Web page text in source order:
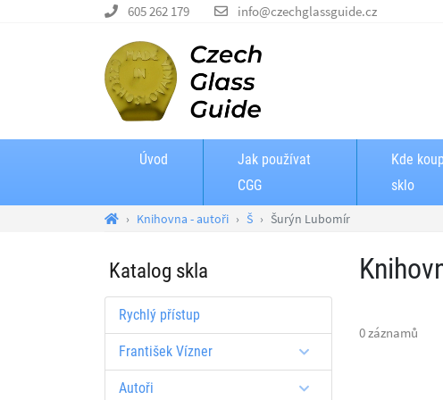
605 262 179 info@czechglassguide.cz
Úvod
Jak používat
CGG
Kde
sklo
Knihovna - autoři Š Šurýn Lubomír
Katalog skla
Rychlý přístup
František Vízner
Autoři
0 záznamů